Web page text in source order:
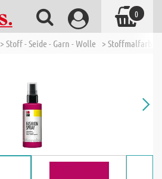
> Stoff - Seide - Garn - Wolle >
0